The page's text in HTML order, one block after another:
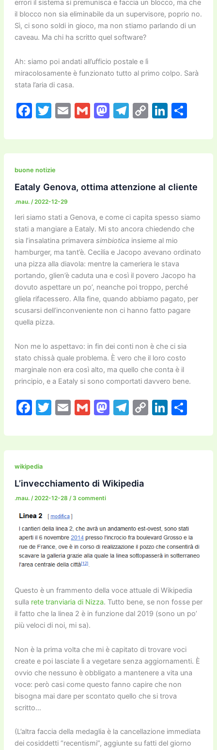
errori il sistema si premunisca e faccia un blocco, ma che
il blocco non sia eliminabile da un supervisore, poprio no.
Sì, ci sono soldi in gioco, ma non stiamo parlando di un
caveau. Ma chi ha scritto quel software?
Ah: siamo poi andati all’ufficio postale e lì
miracolosamente è funzionato tutto al primo colpo. Sarà
stata l’aria di casa.
F
c
e
b
o
o
k
T
itt
er
E
ai
l
G
ai
l
M
st
o
o
T
e
gr
m
C
p
y
n
Li
k
e
n
C
n
di
di
buone notizie
Eataly Genova, ottima attenzione al cliente
.mau. /2022-12-29
Ieri siamo stati a Genova, e come ci capita spesso siamo
stati a mangiare a Eataly. Mi sto ancora chiedendo che
sia l’insalatina primavera simbioticainsieme al mio
hamburger, ma tant’è. Cecilia e Jacopo avevano ordinato
una pizza alla diavola: mentre la cameriera le stava
portando, glien’è caduta una e così il povero Jacopo ha
dovuto aspettare un po’, neanche poi troppo, perché
gliela rifacessero. Alla fine, quando abbiamo pagato, per
scusarsi dell’inconveniente non ci hanno fatto pagare
quella pizza.
Non me lo aspettavo: in fin dei conti non è che ci sia
stato chissà quale problema. È vero che il loro costo
marginale non era così alto, ma quello che conta è il
principio, e a Eataly si sono comportati davvero bene.
F
c
e
b
o
o
k
T
itt
er
E
ai
l
G
ai
l
M
st
o
o
T
e
gr
m
C
p
y
Li
k
e
C
n
di
wikipedia
L’invecchiamento di Wikipedia
.mau. /2022-12-28 / 3 commenti
Questo è un frammento della voce attuale di Wikipedia
sulla rete tranviaria di Nizza. Tutto bene, se non fosse per
il fatto che la linea 2 è in funzione dal 2019 (sono un po’
più veloci di noi, mi sa).
Non è la prima volta che mi è capitato di trovare voci
create e poi lasciate lì a vegetare senza aggiornamenti. È
ovvio che nessuno è obbligato a mantenere a vita una
voce: però casi come questo fanno capire che non
bisogna mai dare per scontato quello che si trova
scritto…
(L’altra faccia della medaglia è la cancellazione immediata
dei cosiddetti “recentismi”, aggiunte su fatti del giorno